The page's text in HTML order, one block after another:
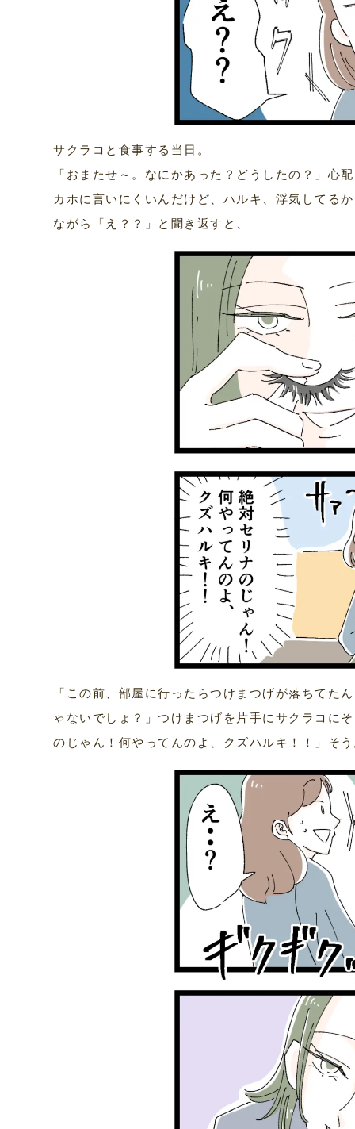
サクラコと食事する当日。
「おまたせ～。なにかあった？どうしたの？」心
カホに言いにくいんだけど、ハルキ、浮気してる
ながら「え？？」と聞き返すと、
「この前、部屋に行ったらつけまつげが落ちてた
ゃないでしょ？」つけまつげを片手にサクラコに
のじゃん！何やってんのよ、クズハルキ！！」そ